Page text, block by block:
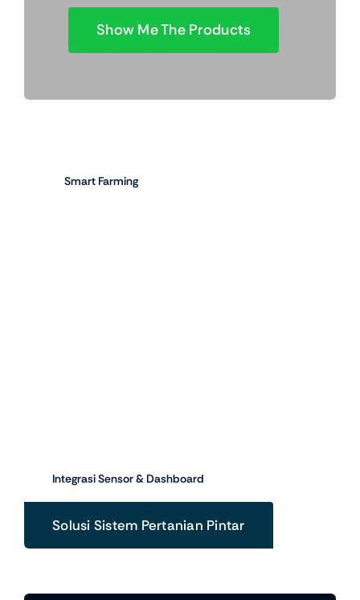
Show Me The Products
Smart Farming
Integrasi Sensor & Dashboard
Solusi Sistem Pertanian Pintar